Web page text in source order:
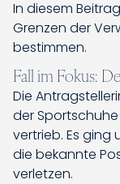
In diesem
Grenzen der
bestimmen.
Fall im Fokus:
Die
der
vertrieb. Es ging
die bekannte
verletzen.